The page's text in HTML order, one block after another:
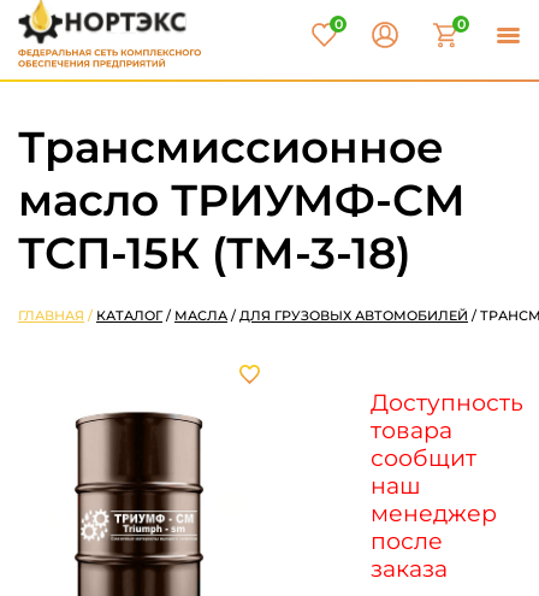
0 0
Трансмиссионное
масло ТРИУМФ-СМ
ТСП-15К (ТМ-3-18)
ГЛАВНАЯ / КАТАЛОГ/ МАСЛА / ДЛЯ ГРУЗОВЫХ АВТОМОБИЛЕЙ /
Доступность
товара
сообщит
наш
менеджер
после
заказа